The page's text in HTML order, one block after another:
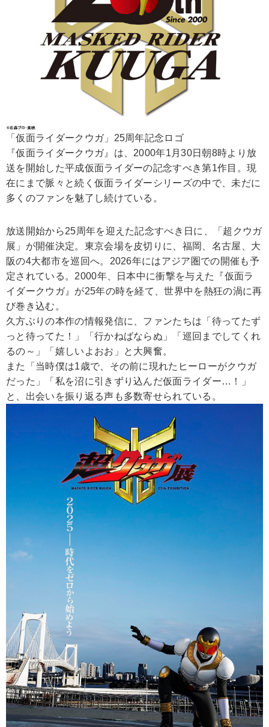
「仮面ライダークウガ」25周年記念ロゴ
『仮面ライダークウガ』は、2000年1月30日朝8時より放
送を開始した平成仮面ライダーの記念すべき第1作目。現
在にまで脈々と続く仮面ライダーシリーズの中で、未だに
多くのファンを魅了し続けている。
放送開始から25周年を迎えた記念すべき日に、「超クウガ
展」が開催決定。東京会場を皮切りに、福岡、名古屋、大
阪の4大都市を巡回へ。2026年にはアジア圏での開催も予
定されている。2000年、日本中に衝撃を与えた『仮面ラ
イダークウガ』が25年の時を経て、世界中を熱狂の渦に再
び巻き込む。
久方ぶりの本作の情報発信に、ファンたちは「待ってたず
っと待ってた！」「行かねばならぬ」「巡回までしてくれ
るの～」「嬉しいよおお」と大興奮。
また「当時僕は1歳で、その前に現れたヒーローがクウガ
だった」「私を沼に引きずり込んだ仮面ライダー…！」
と、出会いを振り返る声も多数寄せられている。